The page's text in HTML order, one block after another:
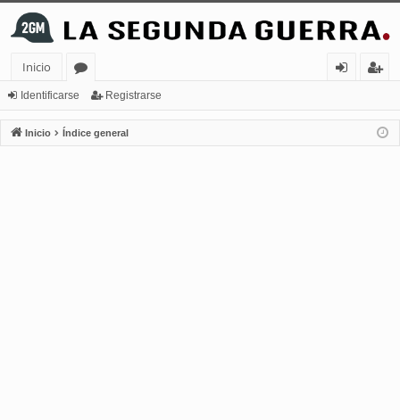
Inicio
or
os
nt
ifi
ist
ra
Identificarse Registrarse
Inicio Índice general